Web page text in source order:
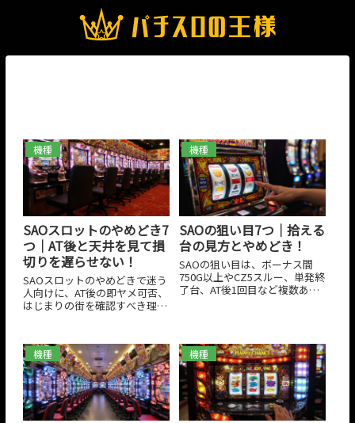
機種
SAOスロットのやめどき7
つ｜AT後と天井を見て損
切りを遅らせない！
SAOスロットのやめどきで迷う
人向けに、AT後の即ヤメ可否、
はじまりの街を確認すべき理
えた見切りラインを整理しまし
た。通常時・CZ後・ボーナス
後・AT後で何を見るべきかを分
けて把握したいときに役立ちま
す。
機種
SAOの狙い目7つ｜拾える
台の見方とやめどき！
SAOの狙い目は、ボーナス間
750G以上やCZ5スルー、単発終
了台、AT後1回目など複数あり
め、条件を1つずつではなく重
ねて見るのが重要です。打ち始
めの基準、外しやすい場面、や
めどきまで整理しておくと立ち
回りが安定しやすくなります。
機種 機種